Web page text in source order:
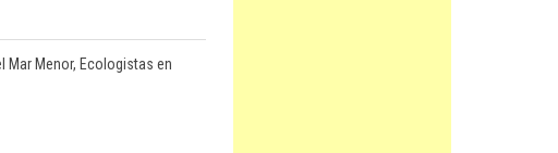
Mar Menor, Ecologistas en